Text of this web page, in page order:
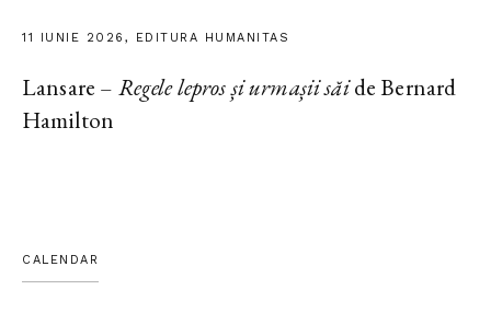
11 IUNIE 2026, EDITURA HUMANITAS
Lansare – Regele lepros și urmașii săide Bernard
Hamilton
CALENDAR